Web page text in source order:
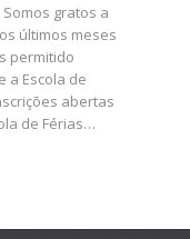
gratos a
últimos meses
permitido
a Escola de
abertas
de Férias…